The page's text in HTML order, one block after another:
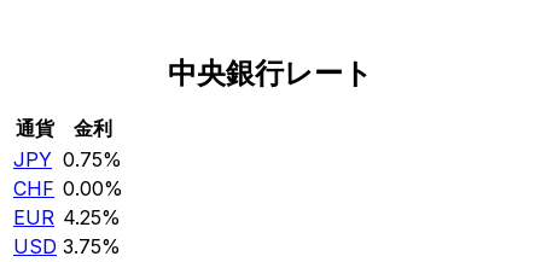
中央銀行レート
通貨
金利
JPY 0.75%
CHF 0.00%
EUR 4.25%
USD 3.75%